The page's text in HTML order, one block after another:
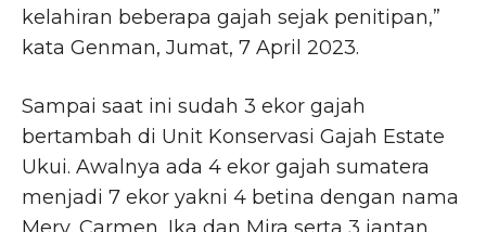
kelahiran beberapa gajah sejak penitipan,”
kata Genman, Jumat, 7 April 2023.
Sampai saat ini sudah 3 ekor gajah
bertambah di Unit Konservasi Gajah Estate
Ukui. Awalnya ada 4 ekor gajah sumatera
menjadi 7 ekor yakni 4 betina dengan nama